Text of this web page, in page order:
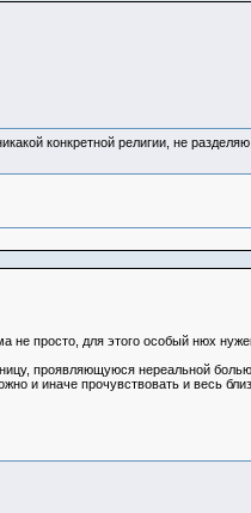
конкретной религии, не
просто, для этого особый нюх
проявляющуюся нереальной
и иначе прочувствовать и весь